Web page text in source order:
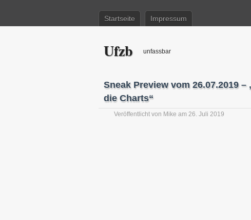
Startseite Impressum
Ufzb unfassbar
Sneak Preview vom 26.07.2019
die Charts“
Veröffentlicht von Mike am 26. Juli 2019